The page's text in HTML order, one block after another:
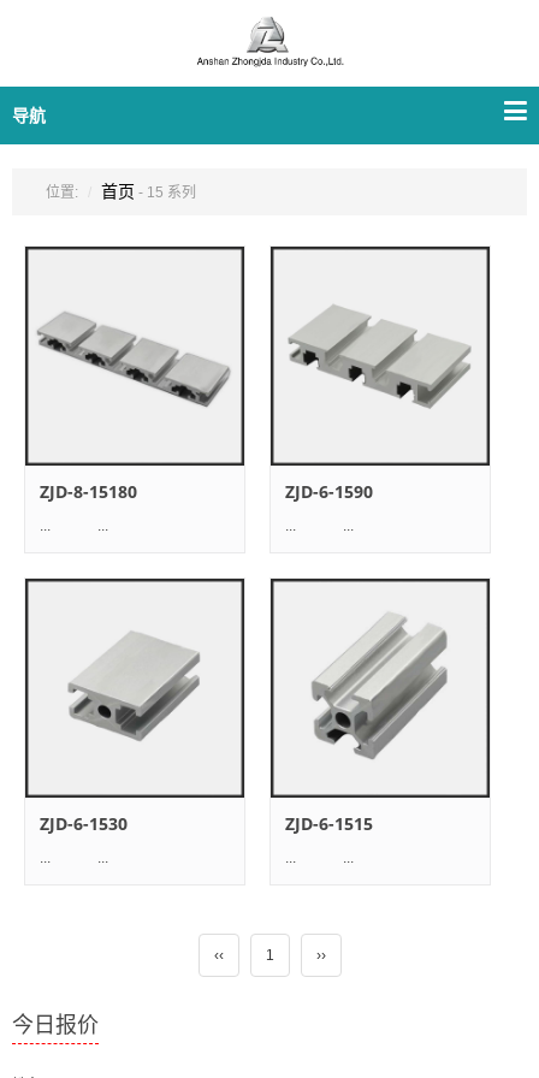
导航
位置: 首页 - 15 系列
ZJD-8-15180
... ...
ZJD-6-1590
... ...
ZJD-6-1530
... ...
ZJD-6-1515
... ...
‹‹ 1 ››
今日报价